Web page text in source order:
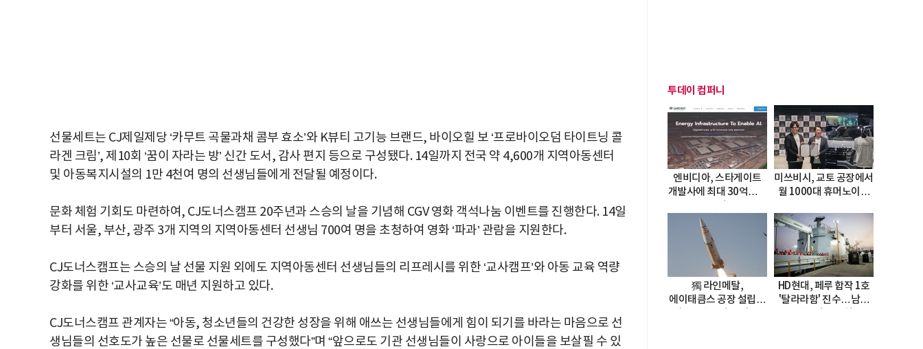
선물세트는 CJ제일제당 ‘카무트 곡물과채 콤부 효소’와 K뷰티 고기능 브랜드, 바이오힐 보 ‘프로바이오덤 타이트닝 콜
라겐 크림’, 제10회 ‘꿈이 자라는 방’ 신간 도서, 감사 편지 등으로 구성됐다. 14일까지 전국 약 4,600개 지역아동센터
및 아동복지시설의 1만 4천여 명의 선생님들에게 전달될 예정이다.
문화 체험 기회도 마련하여, CJ도너스캠프 20주년과 스승의 날을 기념해 CGV 영화 객석나눔 이벤트를 진행한다. 14일
부터 서울, 부산, 광주 3개 지역의 지역아동센터 선생님 700여 명을 초청하여 영화 ‘파과’ 관람을 지원한다.
CJ도너스캠프는 스승의 날 선물 지원 외에도 지역아동센터 선생님들의 리프레시를 위한 ‘교사캠프’와 아동 교육 역량
강화를 위한 ‘교사교육’도 매년 지원하고 있다.
CJ도너스캠프 관계자는 “아동, 청소년들의 건강한 성장을 위해 애쓰는 선생님들에게 힘이 되기를 바라는 마음으로 선
생님들의 선호도가 높은 선물로 선물세트를 구성했다”며 “앞으로도 기관 선생님들이 사랑으로 아이들을 보살필 수 있
투데이 컴퍼니
엔비디아, 스타게이트
개발사에 최대 30억달러
미쓰비시, 교토 공장에서
월 1000대 휴머노이드
獨 라인메탈,
에이태큼스 공장 설립…
HD현대, 페루 합작 1호
'탈라라함' 진수…남미